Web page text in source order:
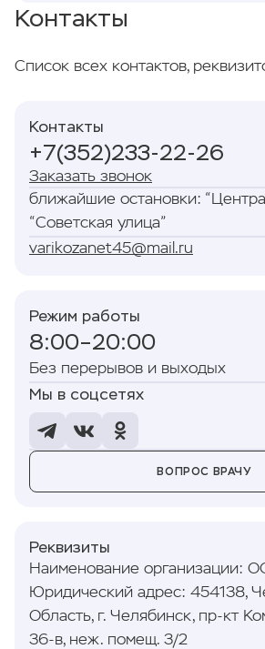
диагностики и консультации
Это эндовазальная лазерная
современный способ лечения
Метод позволяет закрыть
Контакты
Список всех контактов,
Контакты
+7(352)233-22-26
Заказать звонок
ближайшие остановки:
“Советская улица”
varikozanet45@mail.ru
Режим работы
8:00–20:00
Без перерывов и выходых
Мы в соцсетях
ВОПРОС ВРАЧУ
Реквизиты
Наименование организации:
Юридический адрес: 454138,
Область, г. Челябинск, пр-кт
36-в, неж. помещ. 3/2